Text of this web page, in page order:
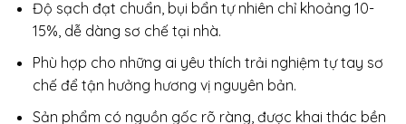
Độ sạch đạt chuẩn, bụi bẩn tự nhiên chỉ khoảng 10-
15%, dễ dàng sơ chế tại nhà.
Phù hợp cho những ai yêu thích trải nghiệm tự tay sơ
chế để tận hưởng hương vị nguyên bản.
Sản phẩm có nguồn gốc rõ ràng, được khai thác bền